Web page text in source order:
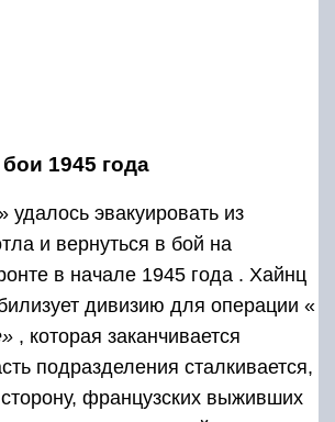
1945 года
эвакуировать из
и вернуться в бой на
в начале 1945 года . Хайнц
дивизию для операции «
, которая заканчивается
подразделения сталкивается,
французских выживших